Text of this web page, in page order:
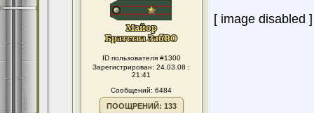
ID пользователя #1300
Зарегистрирован: 24.03.08 :
21:41
Сообщений: 6484
ПООЩРЕНИЙ: 133
[ image disabled ]